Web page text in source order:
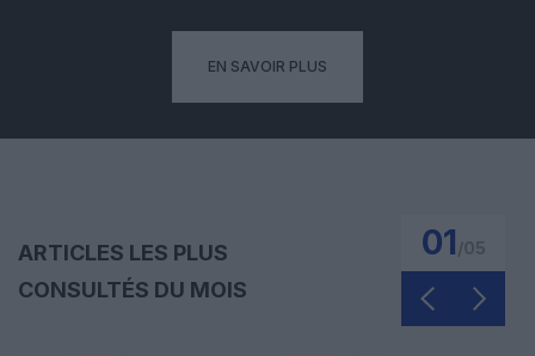
EN SAVOIR PLUS
ARTICLES LES PLUS
CONSULTÉS DU MOIS
01